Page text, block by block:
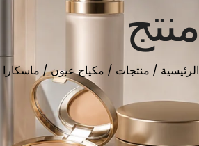
منتج
الرئيسية / منتجات / مكياج عيون/ ماسكارا